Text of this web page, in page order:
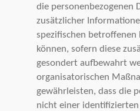
die personenbezogenen
zusätzlicher
spezifischen betroffenen
können, sofern diese
gesondert aufbewahrt
organisatorischen
gewährleisten, dass die
nicht einer